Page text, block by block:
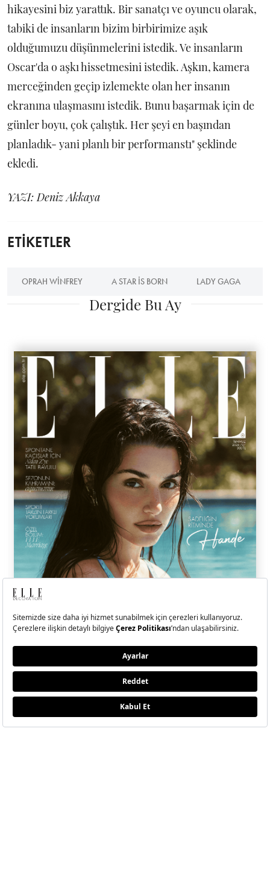
hikayesini biz yarattık. Bir sanatçı ve oyuncu olarak,
tabiki de insanların bizim birbirimize aşık
olduğumuzu düşünmelerini istedik. Ve insanların
Oscar'da o aşkı hissetmesini istedik. Aşkın, kamera
merceğinden geçip izlemekte olan her insanın
ekranına ulaşmasını istedik. Bunu başarmak için de
günler boyu, çok çalıştık. Her şeyi en başından
planladık- yani planlı bir performanstı" şeklinde
ekledi.
YAZI: Deniz Akkaya
ETİKETLER
OPRAH WINFREY A STAR IS BORN LADY GAGA
Dergide Bu Ay
ELLE Temmuz-Ağustos
2026 Sayısı Çıktı!